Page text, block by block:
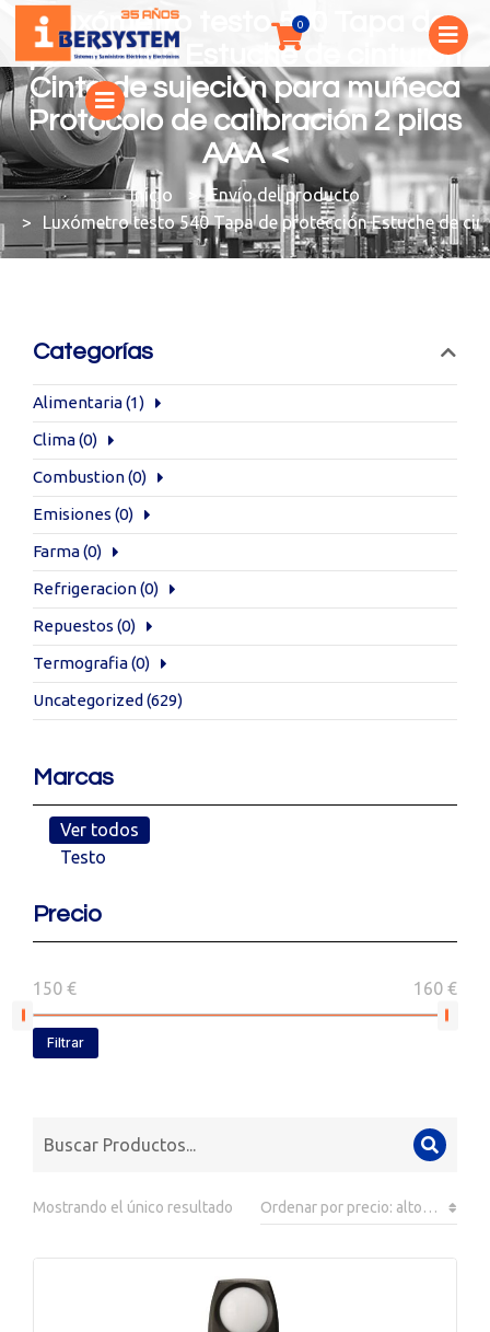
Luxómetro testo 540 Tapa de
protección Estuche de cinturón
Cinta de sujeción para muñeca
Protocolo de calibración 2 pilas
AAA <
You are here:
Envío del producto
Luxómetro testo 540 Tapa de protección Estuche de
Categorías
Alimentaria(1)
Clima(0)
Combustion(0)
Emisiones (0)
Farma(0)
Refrigeracion(0)
Repuestos (0)
Termografia(0)
Uncategorized (629)
Marcas
Ver todos
Testo
Precio
150 € 160 €
Filtrar
Mostrando el único resultado